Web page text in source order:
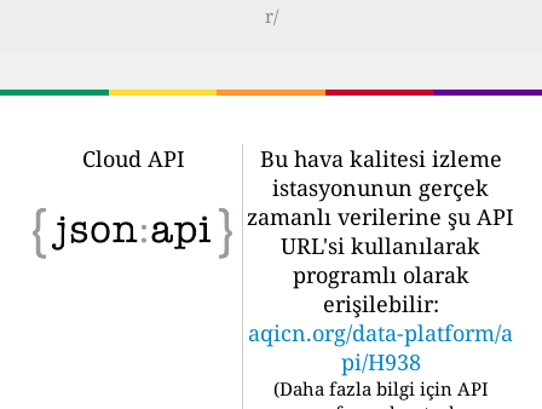
r/
Cloud API
Bu hava kalitesi izleme
istasyonunun gerçek
zamanlı verilerine şu API
URL'si kullanılarak
programlı olarak
erişilebilir:
aqicn.org/data-platform/a
pi/H938
(Daha fazla bilgi için API